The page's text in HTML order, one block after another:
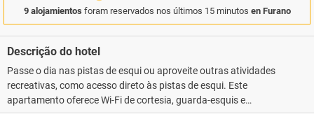
9 alojamientos foram reservados nos últimos 15 minutos en Furano
Descrição do hotel
Passe o dia nas pistas de esqui ou aproveite outras atividades
recreativas, como acesso direto às pistas de esqui. Este
apartamento oferece Wi-Fi de cortesia, guarda-esquis e
assistência com excursões/ingressos.. A recepção fica aberta em